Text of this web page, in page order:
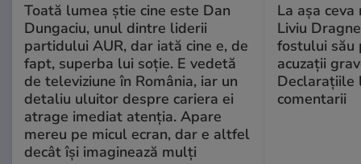
Toată lumea știe cine este Dan
Dungaciu, unul dintre liderii
partidului AUR, dar iată cine e, de
fapt, superba lui soție. E vedetă
de televiziune în România, iar un
detaliu uluitor despre cariera ei
atrage imediat atenția. Apare
mereu pe micul ecran, dar e altfel
decât își imaginează mulți
La așa
Liviu
fostului său
acuzații
Declarațiile
comentarii